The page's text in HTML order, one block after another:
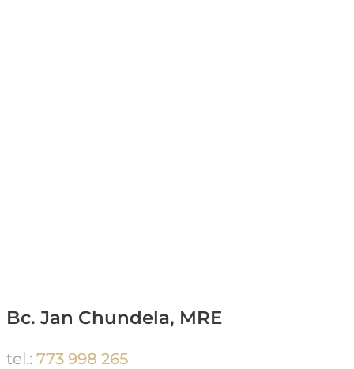
Bc. Jan Chundela, MRE
tel.: 773 998 265